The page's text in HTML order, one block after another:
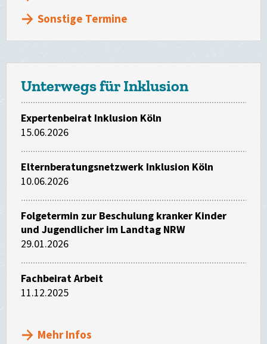
Sonstige Termine
Unterwegs für Inklusion
Expertenbeirat Inklusion Köln
15.06.2026
Elternberatungsnetzwerk Inklusion Köln
10.06.2026
Folgetermin zur Beschulung kranker Kinder
und Jugendlicher im Landtag NRW
29.01.2026
Fachbeirat Arbeit
11.12.2025
Mehr Infos